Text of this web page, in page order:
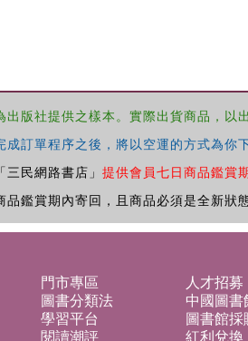
版社提供之樣本。實際出貨商品，以
成訂單程序之後，將以空運的方式為你
民網路書店」 提供會員七日商品鑑賞
鑑賞期內寄回，且商品必須是全新狀
門市專區 人才招募
圖書分類法 中國圖
學習平台 圖書館採
閱讀潮評 紅利兌換